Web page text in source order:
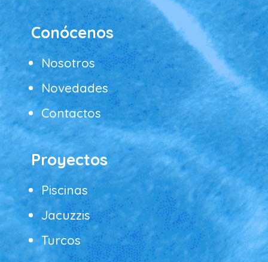
Conócenos
Nosotros
Novedades
Contactos
Proyectos
Piscinas
Jacuzzis
Turcos